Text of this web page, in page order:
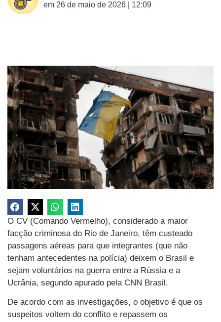
em 26 de maio de 2026 | 12:09
O CV (Comando Vermelho), considerado a maior
facção criminosa do Rio de Janeiro, têm custeado
passagens aéreas para que integrantes (que não
tenham antecedentes na polícia) deixem o Brasil e
sejam voluntários na guerra entre a Rússia e a
Ucrânia, segundo apurado pela CNN Brasil.
De acordo com as investigações, o objetivo é que os
suspeitos voltem do conflito e repassem os